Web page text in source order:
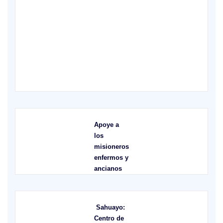
Apoye a
los
misioneros
enfermos y
ancianos
Sahuayo:
Centro de